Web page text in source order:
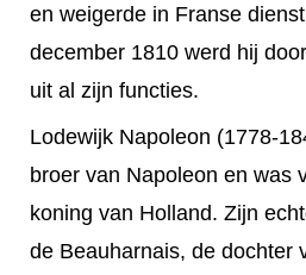
en weigerde in Franse
december 1810 werd hij
uit al zijn functies.
Lodewijk Napoleon (1778-
broer van Napoleon en was
koning van Holland. Zijn
de Beauharnais, de dochter